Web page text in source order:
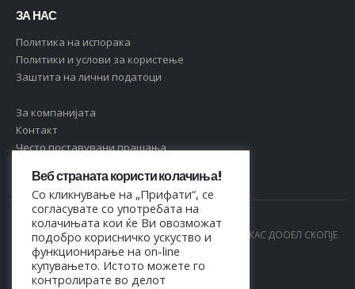
ЗА НАС
Политика на испорака
Политики и услови за користење
Заштита на лични податоци
За компанијата
Контакт
Често поставувани прашања
© Copyright 2021. Сите права се задржани од МАРКАС ДООЕЛ СКОПЈЕ
- 4044021518150
Веб страната користи колачиња!
Со кликнување на „Прифати“, се
согласувате со употребата на
колачињата кои ќе Ви овозможат
подобро корисничко ускуство и
функционирање на on-line
купувањето. Истото можете го
контролирате во делот